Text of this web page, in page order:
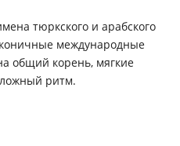
тюркского и арабского
международные
общий корень, мягкие
ритм.